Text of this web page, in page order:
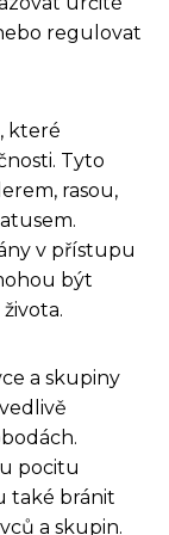
regulovat
které
Tyto
rasou,
v přístupu
být
a skupiny
pocitu
také bránit
a skupin.